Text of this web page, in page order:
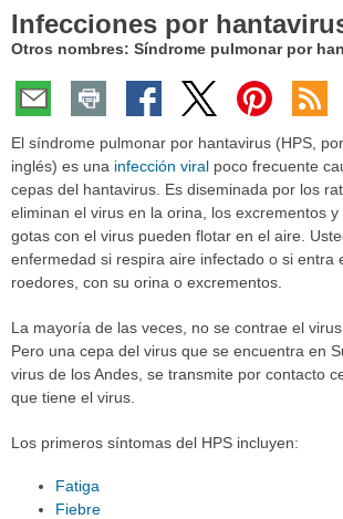
aquí:
Infecciones por
Otros nombres: Síndrome pulmonar por
El síndrome pulmonar por hantavirus (HPS,
inglés) es una infección viral poco frecuente
cepas del hantavirus. Es diseminada por los
eliminan el virus en la orina, los excrementos
gotas con el virus pueden flotar en el aire.
enfermedad si respira aire infectado o si entra
roedores, con su orina o excrementos.
La mayoría de las veces, no se contrae el
Pero una cepa del virus que se encuentra en
virus de los Andes, se transmite por contacto
que tiene el virus.
Los primeros síntomas del HPS incluyen:
Fatiga
Fiebre